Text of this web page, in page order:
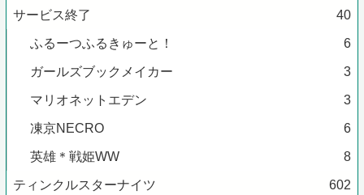
サービス終了 40
ふるーつふるきゅーと！ 6
ガールズブックメイカー 3
マリオネットエデン 3
凍京NECRO 6
英雄＊戦姫WW 8
ティンクルスターナイツ 602